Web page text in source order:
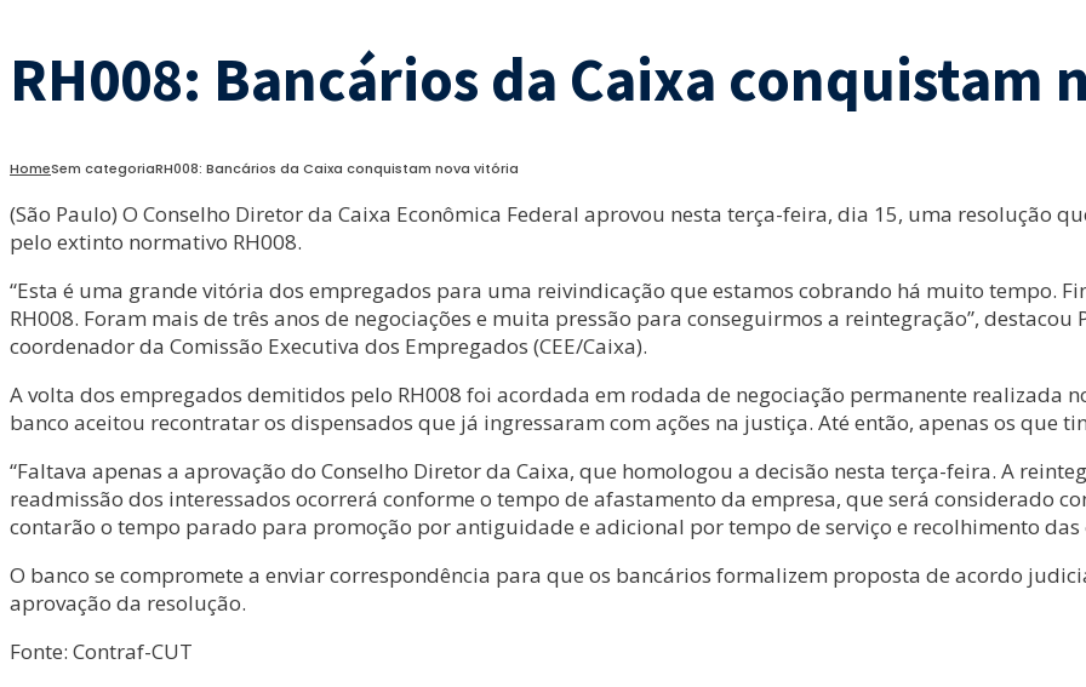
RH008: Bancários da Caixa conquistam
HomeSem categoriaRH008: Bancários da Caixa conquistam nova vitória
(São Paulo) O Conselho Diretor da Caixa Econômica Federal aprovou nesta terça-feira, dia 15, uma resolução
pelo extinto normativo RH008.
“Esta é uma grande vitória dos empregados para uma reivindicação que estamos cobrando há muito tempo.
RH008. Foram mais de três anos de negociações e muita pressão para conseguirmos a reintegração”, destacou
coordenador da Comissão Executiva dos Empregados (CEE/Caixa).
A volta dos empregados demitidos pelo RH008 foi acordada em rodada de negociação permanente realizada
banco aceitou recontratar os dispensados que já ingressaram com ações na justiça. Até então, apenas os
“Faltava apenas a aprovação do Conselho Diretor da Caixa, que homologou a decisão nesta terça-feira. A
readmissão dos interessados ocorrerá conforme o tempo de afastamento da empresa, que será considerado
contarão o tempo parado para promoção por antiguidade e adicional por tempo de serviço e recolhimento das
O banco se compromete a enviar correspondência para que os bancários formalizem proposta de acordo
aprovação da resolução.
Fonte: Contraf-CUT